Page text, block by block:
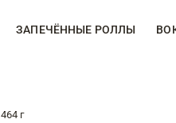
ЗАПЕЧЁННЫЕ РОЛЛЫ
464 г